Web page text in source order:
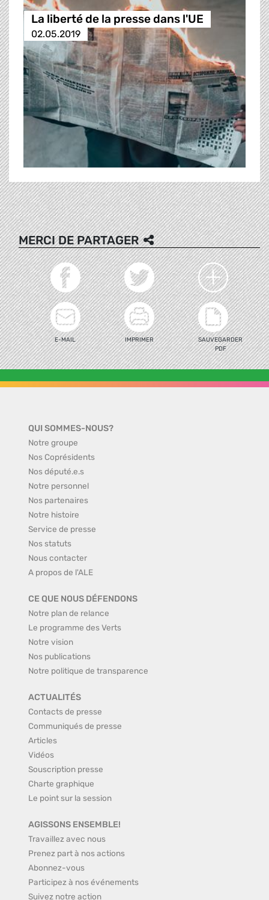
La liberté de la presse dans l'UE
02.05.2019
MERCI DE PARTAGER
E-MAIL IMPRIMER
SAUVEGARDER
PDF
QUI SOMMES-NOUS?
Notre groupe
Nos Coprésidents
Nos député.e.s
Notre personnel
Nos partenaires
Notre histoire
Service de presse
Nos statuts
Nous contacter
A propos de l'ALE
CE QUE NOUS DÉFENDONS
Notre plan de relance
Le programme des Verts
Notre vision
Nos publications
Notre politique de transparence
ACTUALITÉS
Contacts de presse
Communiqués de presse
Articles
Vidéos
Souscription presse
Charte graphique
Le point sur la session
AGISSONS ENSEMBLE!
Travaillez avec nous
Prenez part à nos actions
Abonnez-vous
Participez à nos événements
Suivez notre action